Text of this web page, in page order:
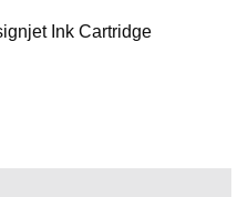
Ink Cartridge